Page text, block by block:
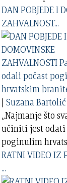
DAN POBJEDE I
ZAHVALNOST...
| Suzana Bartolić
„Najmanje što
učiniti jest odati
poginulim
RATNI VIDEO IZ
...